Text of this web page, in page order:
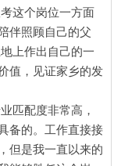
这个岗位一方面
伴照顾自己的父
上作出自己的一
值，见证家乡的发
匹配度非常高，
备的。工作直接接
但是我一直以来的